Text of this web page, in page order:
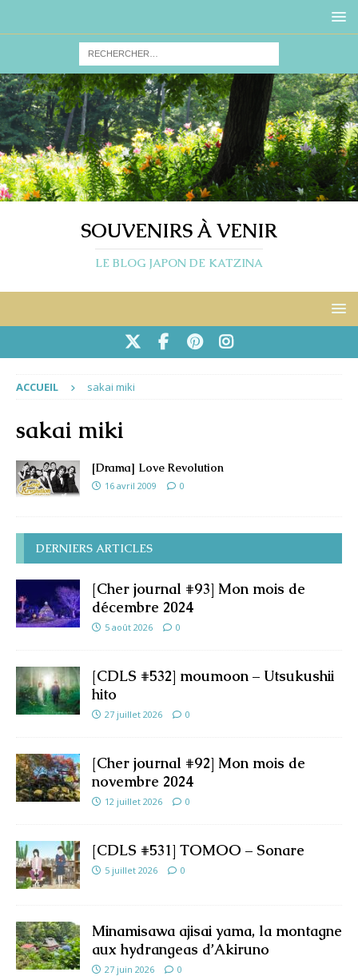
SOUVENIRS À VENIR
LE BLOG JAPON DE KATZINA
ACCUEIL sakai miki
sakai miki
[Drama] Love Revolution
16 avril 2009 0
DERNIERS ARTICLES
[Cher journal #93] Mon mois de
décembre 2024
5 août 2026 0
[CDLS #532] moumoon – Utsukushii
hito
27 juillet 2026 0
[Cher journal #92] Mon mois de
novembre 2024
12 juillet 2026 0
[CDLS #531] TOMOO – Sonare
5 juillet 2026 0
Minamisawa ajisai yama, la montagne
aux hydrangeas d’Akiruno
27 juin 2026 0